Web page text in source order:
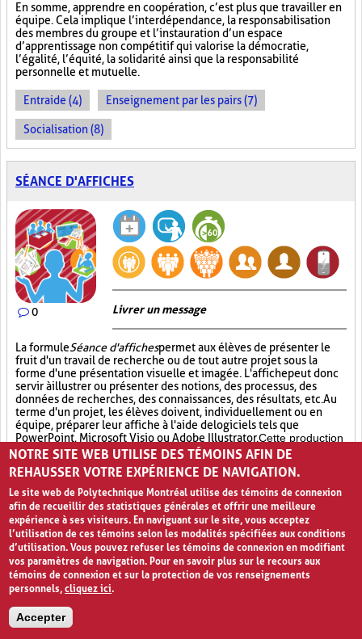
En somme, apprendre en coopération, c’est plus que travailler en
équipe. Cela implique l’interdépendance, la responsabilisation
des membres du groupe et l’instauration d’un espace
d’apprentissage non compétitif qui valorise la démocratie,
l’égalité, l’équité, la solidarité ainsi que la responsabilité
personnelle et mutuelle.
Entraide (4) Enseignement par les pairs (7)
Socialisation (8)
SÉANCE D'AFFICHES
0 Livrer un message
La formuleSéance d'affichespermet aux élèves de présenter le
fruit d'un travail de recherche ou de tout autre projet sous la
forme d'une présentation visuelle et imagée. L'affichepeut donc
servir à illustrer ou présenter des notions, des processus, des
données de recherches, des connaissances, des résultats, etc. Au
terme d'un projet, les élèves doivent, individuellement ou en
équipe, préparer leur affiche à l'aide de logiciels tels que
PowerPoint, Microsoft Visio ou Adobe Illustrator.Cette production
d’affiche se fait à partir d’un gabarit fourni par l’enseignant. Ce
gabarit doit indiquer avec précision aux élèves les éléments de
prendre cette dernière. Par la suite, l’affiche est imprimée et une
séance de partage est prévue. Lors de cetteSéance d’affiches
il est possible d’inviter des élèves d’autres classes et d’autres
niveaux ainsi que des enseignants et des membres du
personnel. De plus, les élèves qui présentent leurs affiches
pourront également circuler dans la classe afin de voir le travail
de leurs collègues et d’en discuter avec eux. La formule de la
Séance d’affichespermet aux élèves de concrétiser des
concepts appris, de partager le fruit
d’apprendre de leurs pairs. Une telle activité permet à
NOTRE SITE WEB UTILISE DES TÉMOINS AFIN DE
REHAUSSER VOTRE EXPÉRIENCE DE NAVIGATION.
Le site web de Polytechnique Montréal utilise des témoins de connexion
afin de recueillir des statistiques générales et offrir une meilleure
expérience à ses visiteurs. En naviguant sur le site, vous acceptez
l’utilisation de ces témoins selon les modalités spécifiées aux conditions
d’utilisation. Vous pouvez refuser les témoins de connexion en modifiant
vos paramètres de navigation. Pour en savoir plus sur le recours aux
témoins de connexion et sur la protection de vos renseignements
personnels,cliquez ici.
Accepter